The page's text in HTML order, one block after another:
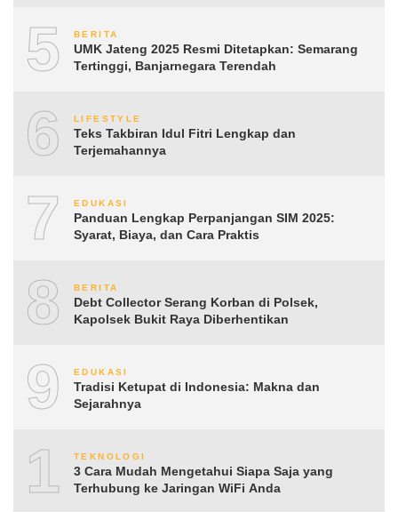
5 BERITA
UMK Jateng 2025 Resmi Ditetapkan: Semarang
Tertinggi, Banjarnegara Terendah
6 LIFESTYLE
Teks Takbiran Idul Fitri Lengkap dan
Terjemahannya
7 EDUKASI
Panduan Lengkap Perpanjangan SIM 2025:
Syarat, Biaya, dan Cara Praktis
8 BERITA
Debt Collector Serang Korban di Polsek,
Kapolsek Bukit Raya Diberhentikan
9 EDUKASI
Tradisi Ketupat di Indonesia: Makna dan
Sejarahnya
10TEKNOLOGI
3 Cara Mudah Mengetahui Siapa Saja yang
Terhubung ke Jaringan WiFi Anda